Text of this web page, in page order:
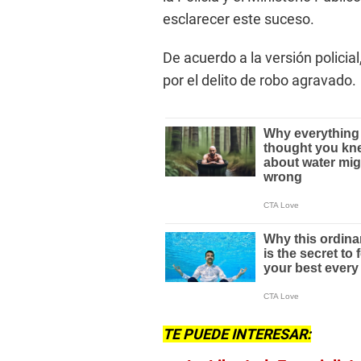
esclarecer este suceso.
De acuerdo a la versión
por el delito de robo agravado.
TE PUEDE INTERESAR: